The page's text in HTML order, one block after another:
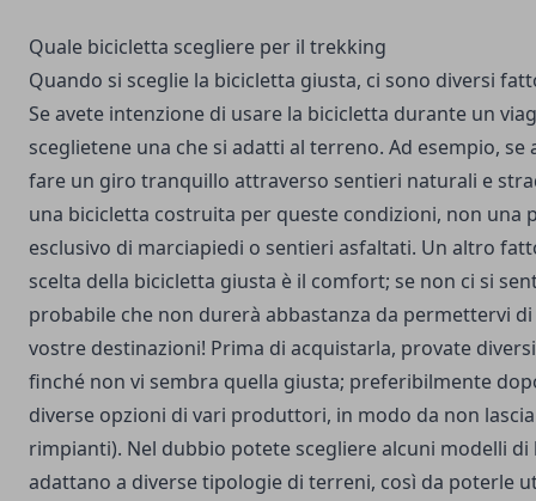
Quale bicicletta scegliere per il trekking
Quando si sceglie la bicicletta giusta, ci sono diversi
Se avete intenzione di usare la bicicletta durante un
sceglietene una che si adatti al terreno. Ad esempio, se
fare un giro tranquillo attraverso sentieri naturali e
una bicicletta costruita per queste condizioni, non una
esclusivo di marciapiedi o sentieri asfaltati. Un altro
scelta della bicicletta giusta è il comfort; se non ci si
probabile che non durerà abbastanza da permettervi
vostre destinazioni! Prima di acquistarla, provate
finché non vi sembra quella giusta; preferibilmente
diverse opzioni di vari produttori, in modo da non
rimpianti). Nel dubbio potete sceglierealcuni modelli
adattano a diverse tipologie di terreni, così da poterle